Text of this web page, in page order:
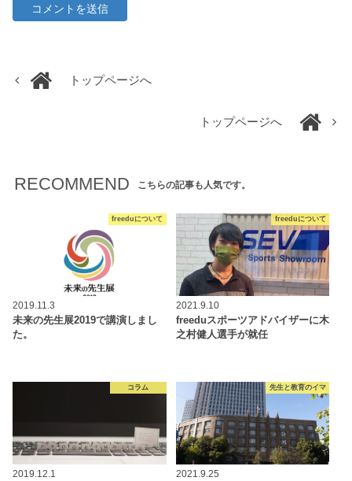
トップページへ
トップページへ
RECOMMEND こちらの記事も人気です。
freeduについて
2019.11.3
未来の先生展2019で講演しまし
た。
freeduについて
2021.9.10
freeduスポーツアドバイザーに木
之村健人選手が就任
コラム
2019.12.1
先生と教育のイマ
2021.9.25